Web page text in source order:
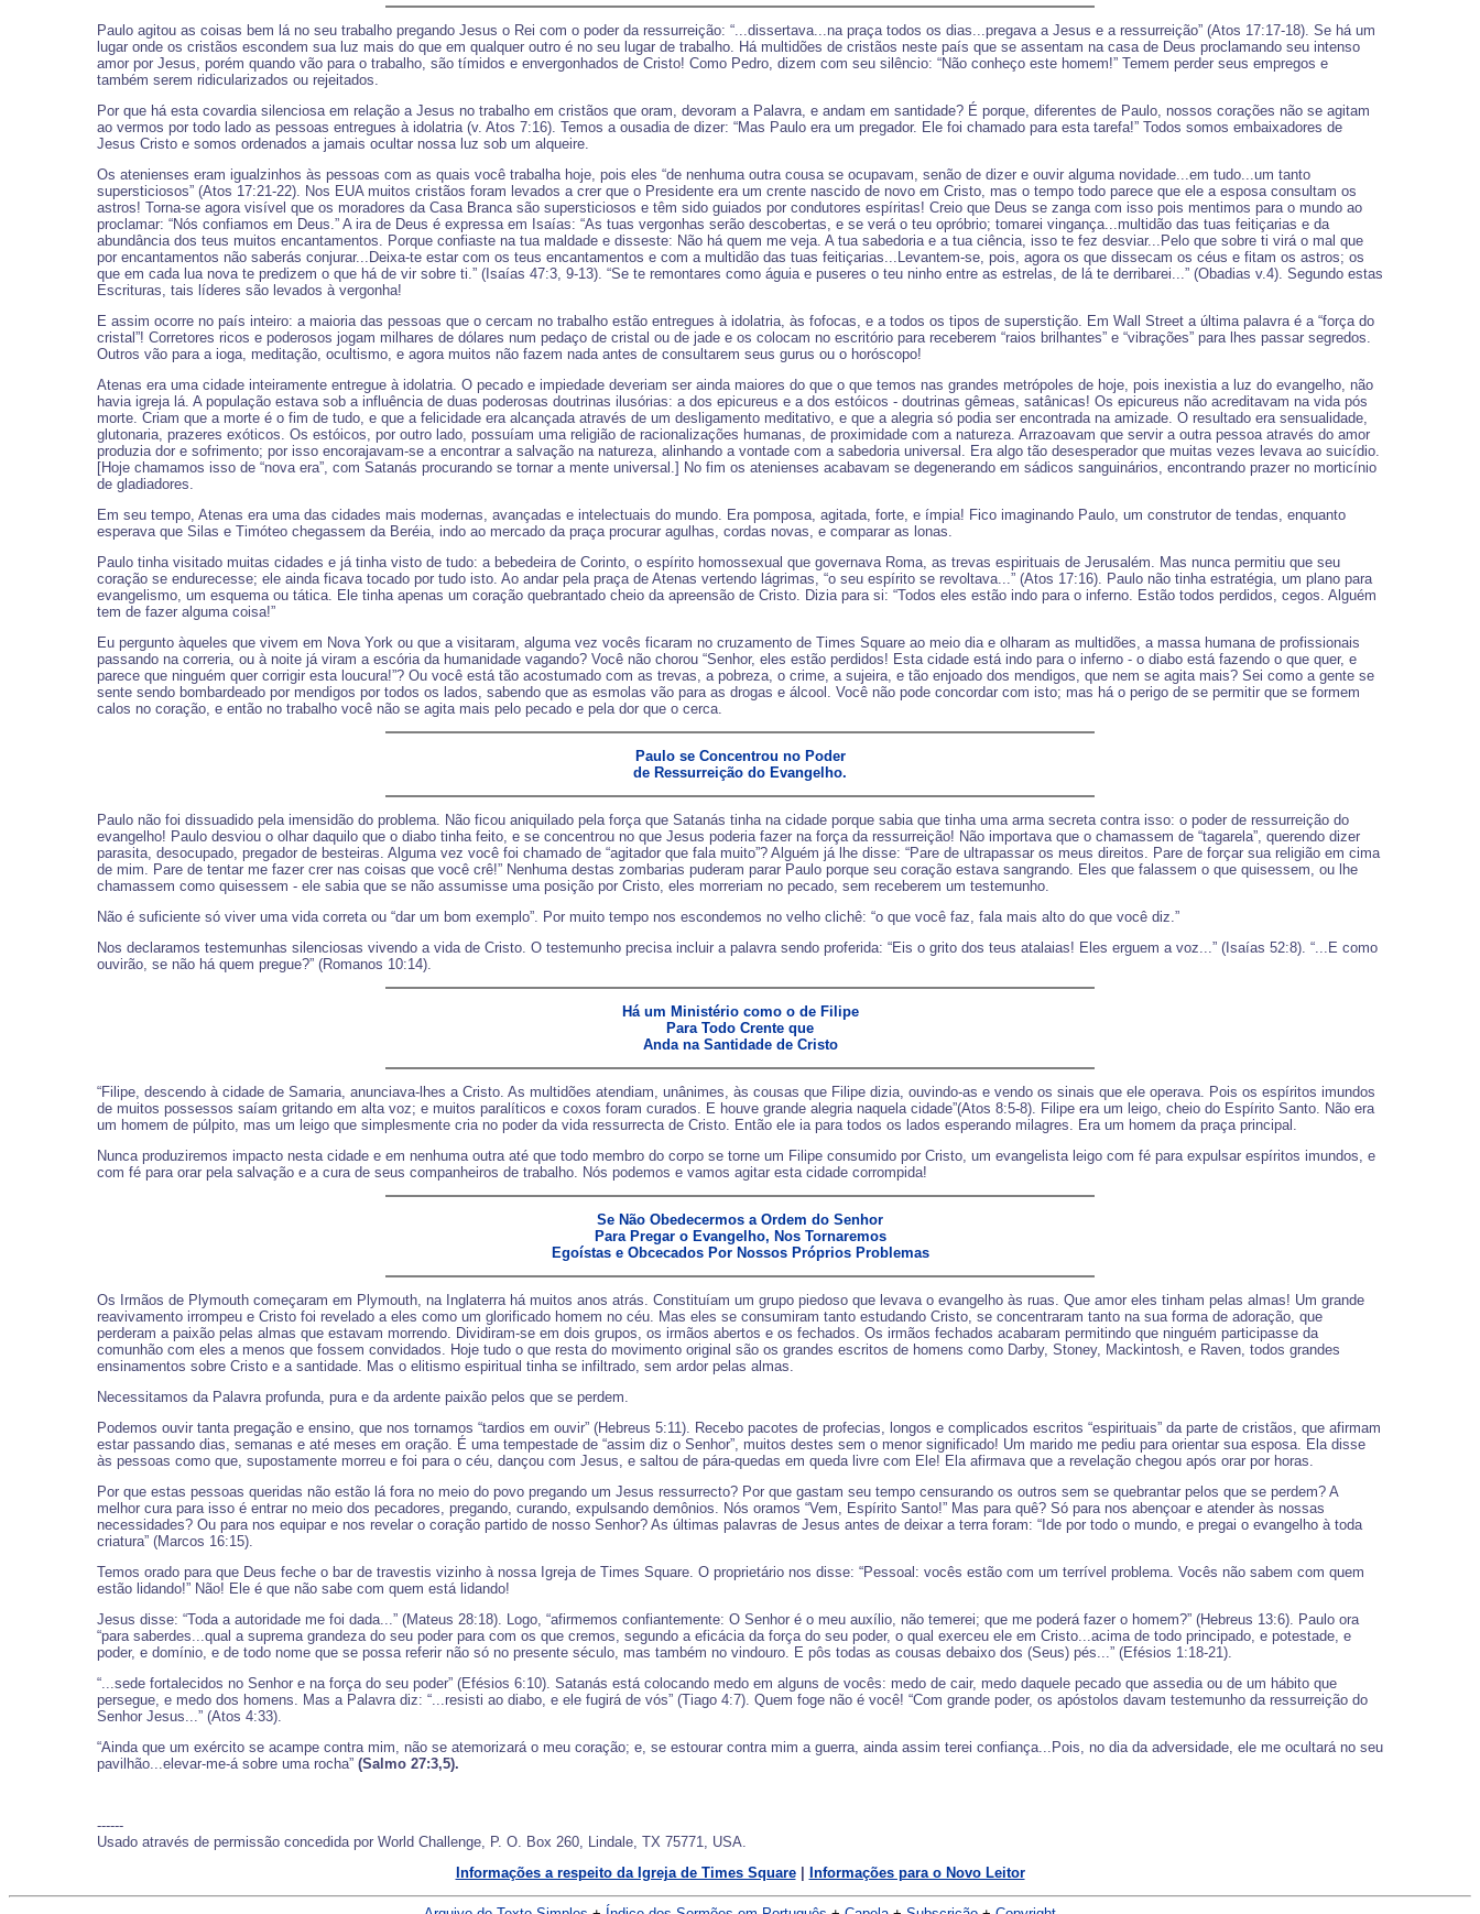
Paulo agitou as coisas bem lá no seu trabalho pregando Jesus o Rei com o poder da ressurreição: “...dissertava...na praça todos os dias...pregava a Jesus e a ressurreição” (Atos 17:17-18). Se há um
lugar onde os cristãos escondem sua luz mais do que em qualquer outro é no seu lugar de trabalho. Há multidões de cristãos neste país que se assentam na casa de Deus proclamando seu intenso
amor por Jesus, porém quando vão para o trabalho, são tímidos e envergonhados de Cristo! Como Pedro, dizem com seu silêncio: “Não conheço este homem!” Temem perder seus empregos e
também serem ridicularizados ou rejeitados.
Por que há esta covardia silenciosa em relação a Jesus no trabalho em cristãos que oram, devoram a Palavra, e andam em santidade? É porque, diferentes de Paulo, nossos corações não se agitam
ao vermos por todo lado as pessoas entregues à idolatria (v. Atos 7:16). Temos a ousadia de dizer: “Mas Paulo era um pregador. Ele foi chamado para esta tarefa!” Todos somos embaixadores de
Jesus Cristo e somos ordenados a jamais ocultar nossa luz sob um alqueire.
Os atenienses eram igualzinhos às pessoas com as quais você trabalha hoje, pois eles “de nenhuma outra cousa se ocupavam, senão de dizer e ouvir alguma novidade...em tudo...um tanto
supersticiosos” (Atos 17:21-22). Nos EUA muitos cristãos foram levados a crer que o Presidente era um crente nascido de novo em Cristo, mas o tempo todo parece que ele a esposa consultam os
astros! Torna-se agora visível que os moradores da Casa Branca são supersticiosos e têm sido guiados por condutores espíritas! Creio que Deus se zanga com isso pois mentimos para o mundo ao
proclamar: “Nós confiamos em Deus.” A ira de Deus é expressa em Isaías: “As tuas vergonhas serão descobertas, e se verá o teu opróbrio; tomarei vingança...multidão das tuas feitiçarias e da
abundância dos teus muitos encantamentos. Porque confiaste na tua maldade e disseste: Não há quem me veja. A tua sabedoria e a tua ciência, isso te fez desviar...Pelo que sobre ti virá o mal que
por encantamentos não saberás conjurar...Deixa-te estar com os teus encantamentos e com a multidão das tuas feitiçarias...Levantem-se, pois, agora os que dissecam os céus e fitam os astros; os
que em cada lua nova te predizem o que há de vir sobre ti.” (Isaías 47:3, 9-13). “Se te remontares como águia e puseres o teu ninho entre as estrelas, de lá te derribarei...” (Obadias v.4). Segundo estas
Escrituras, tais líderes são levados à vergonha!
E assim ocorre no país inteiro: a maioria das pessoas que o cercam no trabalho estão entregues à idolatria, às fofocas, e a todos os tipos de superstição. Em Wall Street a última palavra é a “força do
cristal”! Corretores ricos e poderosos jogam milhares de dólares num pedaço de cristal ou de jade e os colocam no escritório para receberem “raios brilhantes” e “vibrações” para lhes passar segredos.
Outros vão para a ioga, meditação, ocultismo, e agora muitos não fazem nada antes de consultarem seus gurus ou o horóscopo!
Atenas era uma cidade inteiramente entregue à idolatria. O pecado e impiedade deveriam ser ainda maiores do que o que temos nas grandes metrópoles de hoje, pois inexistia a luz do evangelho, não
havia igreja lá. A população estava sob a influência de duas poderosas doutrinas ilusórias: a dos epicureus e a dos estóicos - doutrinas gêmeas, satânicas! Os epicureus não acreditavam na vida pós
morte. Criam que a morte é o fim de tudo, e que a felicidade era alcançada através de um desligamento meditativo, e que a alegria só podia ser encontrada na amizade. O resultado era sensualidade,
glutonaria, prazeres exóticos. Os estóicos, por outro lado, possuíam uma religião de racionalizações humanas, de proximidade com a natureza. Arrazoavam que servir a outra pessoa através do amor
produzia dor e sofrimento; por isso encorajavam-se a encontrar a salvação na natureza, alinhando a vontade com a sabedoria universal. Era algo tão desesperador que muitas vezes levava ao suicídio.
[Hoje chamamos isso de “nova era”, com Satanás procurando se tornar a mente universal.] No fim os atenienses acabavam se degenerando em sádicos sanguinários, encontrando prazer no morticínio
de gladiadores.
Em seu tempo, Atenas era uma das cidades mais modernas, avançadas e intelectuais do mundo. Era pomposa, agitada, forte, e ímpia! Fico imaginando Paulo, um construtor de tendas, enquanto
esperava que Silas e Timóteo chegassem da Beréia, indo ao mercado da praça procurar agulhas, cordas novas, e comparar as lonas.
Paulo tinha visitado muitas cidades e já tinha visto de tudo: a bebedeira de Corinto, o espírito homossexual que governava Roma, as trevas espirituais de Jerusalém. Mas nunca permitiu que seu
coração se endurecesse; ele ainda ficava tocado por tudo isto. Ao andar pela praça de Atenas vertendo lágrimas, “o seu espírito se revoltava...” (Atos 17:16). Paulo não tinha estratégia, um plano para
evangelismo, um esquema ou tática. Ele tinha apenas um coração quebrantado cheio da apreensão de Cristo. Dizia para si: “Todos eles estão indo para o inferno. Estão todos perdidos, cegos. Alguém
tem de fazer alguma coisa!”
Eu pergunto àqueles que vivem em Nova York ou que a visitaram, alguma vez vocês ficaram no cruzamento de Times Square ao meio dia e olharam as multidões, a massa humana de profissionais
passando na correria, ou à noite já viram a escória da humanidade vagando? Você não chorou “Senhor, eles estão perdidos! Esta cidade está indo para o inferno - o diabo está fazendo o que quer, e
parece que ninguém quer corrigir esta loucura!”? Ou você está tão acostumado com as trevas, a pobreza, o crime, a sujeira, e tão enjoado dos mendigos, que nem se agita mais? Sei como a gente se
sente sendo bombardeado por mendigos por todos os lados, sabendo que as esmolas vão para as drogas e álcool. Você não pode concordar com isto; mas há o perigo de se permitir que se formem
calos no coração, e então no trabalho você não se agita mais pelo pecado e pela dor que o cerca.
Paulo se Concentrou no Poder
de Ressurreição do Evangelho.
Paulo não foi dissuadido pela imensidão do problema. Não ficou aniquilado pela força que Satanás tinha na cidade porque sabia que tinha uma arma secreta contra isso: o poder de ressurreição do
evangelho! Paulo desviou o olhar daquilo que o diabo tinha feito, e se concentrou no que Jesus poderia fazer na força da ressurreição! Não importava que o chamassem de “tagarela”, querendo dizer
parasita, desocupado, pregador de besteiras. Alguma vez você foi chamado de “agitador que fala muito”? Alguém já lhe disse: “Pare de ultrapassar os meus direitos. Pare de forçar sua religião em cima
de mim. Pare de tentar me fazer crer nas coisas que você crê!” Nenhuma destas zombarias puderam parar Paulo porque seu coração estava sangrando. Eles que falassem o que quisessem, ou lhe
chamassem como quisessem - ele sabia que se não assumisse uma posição por Cristo, eles morreriam no pecado, sem receberem um testemunho.
Não é suficiente só viver uma vida correta ou “dar um bom exemplo”. Por muito tempo nos escondemos no velho clichê: “o que você faz, fala mais alto do que você diz.”
Nos declaramos testemunhas silenciosas vivendo a vida de Cristo. O testemunho precisa incluir a palavra sendo proferida: “Eis o grito dos teus atalaias! Eles erguem a voz...” (Isaías 52:8). “...E como
ouvirão, se não há quem pregue?” (Romanos 10:14).
Há um Ministério como o de Filipe
Para Todo Crente que
Anda na Santidade de Cristo
“Filipe, descendo à cidade de Samaria, anunciava-lhes a Cristo. As multidões atendiam, unânimes, às cousas que Filipe dizia, ouvindo-as e vendo os sinais que ele operava. Pois os espíritos imundos
de muitos possessos saíam gritando em alta voz; e muitos paralíticos e coxos foram curados. E houve grande alegria naquela cidade”(Atos 8:5-8). Filipe era um leigo, cheio do Espírito Santo. Não era
um homem de púlpito, mas um leigo que simplesmente cria no poder da vida ressurrecta de Cristo. Então ele ia para todos os lados esperando milagres. Era um homem da praça principal.
Nunca produziremos impacto nesta cidade e em nenhuma outra até que todo membro do corpo se torne um Filipe consumido por Cristo, um evangelista leigo com fé para expulsar espíritos imundos, e
com fé para orar pela salvação e a cura de seus companheiros de trabalho. Nós podemos e vamos agitar esta cidade corrompida!
Se Não Obedecermos a Ordem do Senhor
Para Pregar o Evangelho, Nos Tornaremos
Egoístas e Obcecados Por Nossos Próprios Problemas
Os Irmãos de Plymouth começaram em Plymouth, na Inglaterra há muitos anos atrás. Constituíam um grupo piedoso que levava o evangelho às ruas. Que amor eles tinham pelas almas! Um grande
reavivamento irrompeu e Cristo foi revelado a eles como um glorificado homem no céu. Mas eles se consumiram tanto estudando Cristo, se concentraram tanto na sua forma de adoração, que
perderam a paixão pelas almas que estavam morrendo. Dividiram-se em dois grupos, os irmãos abertos e os fechados. Os irmãos fechados acabaram permitindo que ninguém participasse da
comunhão com eles a menos que fossem convidados. Hoje tudo o que resta do movimento original são os grandes escritos de homens como Darby, Stoney, Mackintosh, e Raven, todos grandes
ensinamentos sobre Cristo e a santidade. Mas o elitismo espiritual tinha se infiltrado, sem ardor pelas almas.
Necessitamos da Palavra profunda, pura e da ardente paixão pelos que se perdem.
Podemos ouvir tanta pregação e ensino, que nos tornamos “tardios em ouvir” (Hebreus 5:11). Recebo pacotes de profecias, longos e complicados escritos “espirituais” da parte de cristãos, que afirmam
estar passando dias, semanas e até meses em oração. É uma tempestade de “assim diz o Senhor”, muitos destes sem o menor significado! Um marido me pediu para orientar sua esposa. Ela disse
às pessoas como que, supostamente morreu e foi para o céu, dançou com Jesus, e saltou de pára-quedas em queda livre com Ele! Ela afirmava que a revelação chegou após orar por horas.
Por que estas pessoas queridas não estão lá fora no meio do povo pregando um Jesus ressurrecto? Por que gastam seu tempo censurando os outros sem se quebrantar pelos que se perdem? A
melhor cura para isso é entrar no meio dos pecadores, pregando, curando, expulsando demônios. Nós oramos “Vem, Espírito Santo!” Mas para quê? Só para nos abençoar e atender às nossas
necessidades? Ou para nos equipar e nos revelar o coração partido de nosso Senhor? As últimas palavras de Jesus antes de deixar a terra foram: “Ide por todo o mundo, e pregai o evangelho à toda
criatura” (Marcos 16:15).
Temos orado para que Deus feche o bar de travestis vizinho à nossa Igreja de Times Square. O proprietário nos disse: “Pessoal: vocês estão com um terrível problema. Vocês não sabem com quem
estão lidando!” Não! Ele é que não sabe com quem está lidando!
Jesus disse: “Toda a autoridade me foi dada...” (Mateus 28:18). Logo, “afirmemos confiantemente: O Senhor é o meu auxílio, não temerei; que me poderá fazer o homem?” (Hebreus 13:6). Paulo ora
“para saberdes...qual a suprema grandeza do seu poder para com os que cremos, segundo a eficácia da força do seu poder, o qual exerceu ele em Cristo...acima de todo principado, e potestade, e
poder, e domínio, e de todo nome que se possa referir não só no presente século, mas também no vindouro. E pôs todas as cousas debaixo dos (Seus) pés...” (Efésios 1:18-21).
“...sede fortalecidos no Senhor e na força do seu poder” (Efésios 6:10). Satanás está colocando medo em alguns de vocês: medo de cair, medo daquele pecado que assedia ou de um hábito que
persegue, e medo dos homens. Mas a Palavra diz: “...resisti ao diabo, e ele fugirá de vós” (Tiago 4:7). Quem foge não é você! “Com grande poder, os apóstolos davam testemunho da ressurreição do
Senhor Jesus...” (Atos 4:33).
“Ainda que um exército se acampe contra mim, não se atemorizará o meu coração; e, se estourar contra mim a guerra, ainda assim terei confiança...Pois, no dia da adversidade, ele me ocultará no seu
pavilhão...elevar-me-á sobre uma rocha” (Salmo 27:3,5).
------
Usado através de permissão concedida por World Challenge, P. O. Box 260, Lindale, TX 75771, USA.
Informações a respeito da Igreja de Times Square| Informações para o Novo Leitor